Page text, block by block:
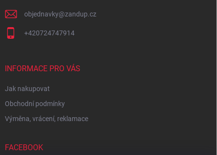
objednavky@zandup.cz
+420724747914
INFORMACE PRO VÁS
Jak nakupovat
Obchodní podmínky
Výměna, vrácení, reklamace
FACEBOOK